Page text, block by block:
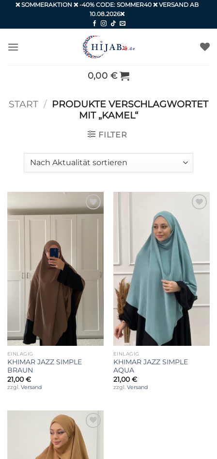
Zum
springen
❌ SOMMERAKTION ❌ -40% CODE: SOMMER40 ❌ VERSAND AB
10.08.2026❌
0,00 €
START / PRODUKTE VERSCHLAGWORTET
MIT „KAMEL“
FILTER
Auf die
EINLAGIG
KHIMAR JAZZ SIMPLE
BRAUN
21,00 €
zzgl. Versand
Wunschliste
EINLAGIG
KHIMAR JAZZ SIMPLE
AQUA
21,00 €
zzgl. Versand
Auf die
Wunschliste